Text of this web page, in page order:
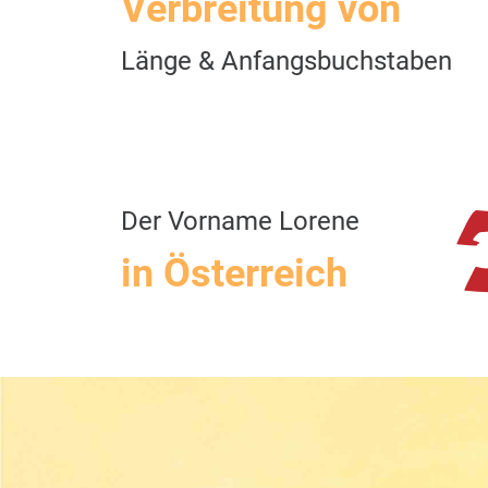
Länge & Anfangsbuchstaben
Der Vorname Lorene
in Österreich